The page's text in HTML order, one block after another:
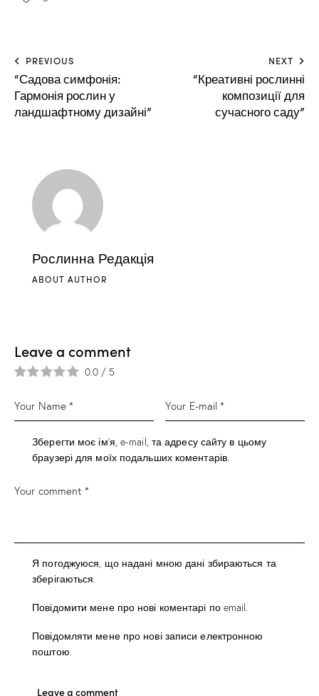
PREVIOUS
“Садова симфонія:
Гармонія рослин у
ландшафтному дизайні”
NEXT
“Креативні рослинні
композиції для
сучасного саду”
Рослинна Редакція
ABOUT AUTHOR
Leave a comment
0.0 / 5
Зберегти моє ім'я, e-mail, та адресу сайту в цьому
браузері для моїх подальших коментарів.
Я погоджуюся, що надані мною дані збираються та
зберігаються.
Повідомити мене про нові коментарі по email.
Повідомляти мене про нові записи електронною
поштою.